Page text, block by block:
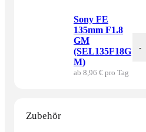
Sony FE
135mm F1.8
GM
(SEL135F18G
M)
ab 8,96 € pro Tag
-
Zubehör